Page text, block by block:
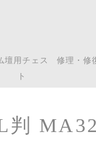
壇用チェス
ト
修理・修
判